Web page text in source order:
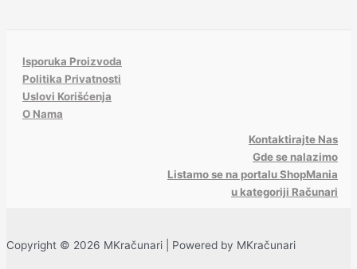
Isporuka Proizvoda
Politika Privatnosti
Uslovi Korišćenja
O Nama
Kontaktirajte Nas
Gde se nalazimo
Listamo se na portalu ShopMania
u kategoriji Računari
Copyright © 2026 MKračunari | Powered by MKračunari